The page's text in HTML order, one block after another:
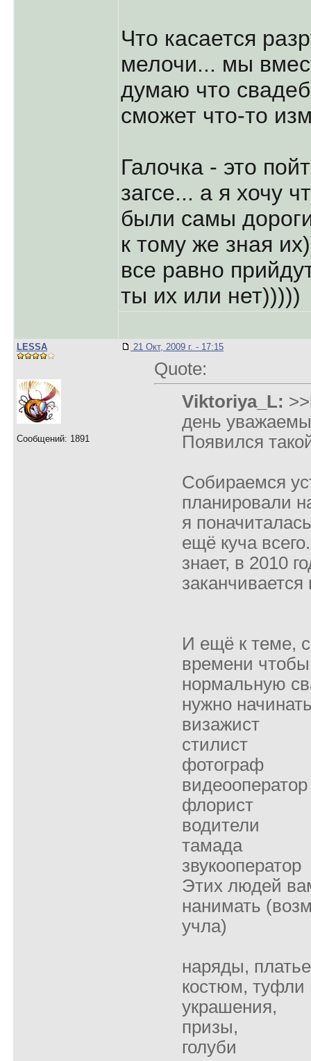
Что касается
мелочи... мы
думаю что
сможет что-то
Галочка - это
загсе... а я хочу
были самы
к тому же зная
все равно
ты их или нет)))))
LESSA
Сообщений: 1891
21 Окт, 2009 г. - 17:15
Quote:
Viktoriya_L: >>
день
Появился
Собираемся
планировали
я
ещё куча
знает, в 2010
И ещё к теме,
времени чтобы
нормальную
нужно
визажист
стилист
фотограф
видеооператор
флорист
водители
тамада
звукооператор
Этих людей
нанимать
учла)
наряды,
костюм, туфли
украшения,
призы,
голуби